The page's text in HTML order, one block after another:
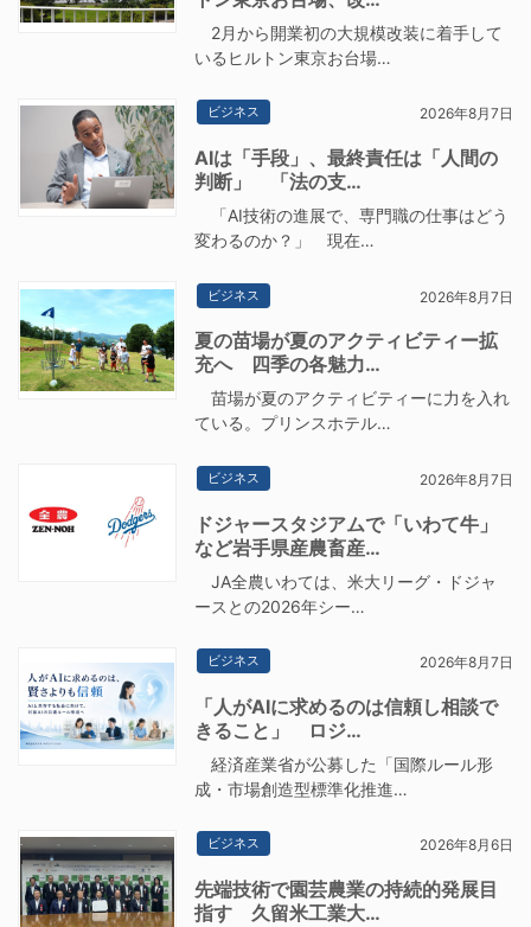
2月から開業初の大規模改装に着手して
いるヒルトン東京お台場…
ビジネス 2026年8月7日
AIは「手段」、最終責任は「人間の
判断」 「法の支…
「AI技術の進展で、専門職の仕事はどう
変わるのか？」 現在…
ビジネス 2026年8月7日
夏の苗場が夏のアクティビティー拡
充へ 四季の各魅力…
苗場が夏のアクティビティーに力を入れ
ている。プリンスホテル…
ビジネス 2026年8月7日
ドジャースタジアムで「いわて牛」
など岩手県産農畜産…
JA全農いわては、米大リーグ・ドジャ
ースとの2026年シー…
ビジネス 2026年8月7日
「人がAIに求めるのは信頼し相談で
きること」 ロジ…
経済産業省が公募した「国際ルール形
成・市場創造型標準化推進…
ビジネス 2026年8月6日
先端技術で園芸農業の持続的発展目
指す 久留米工業大…